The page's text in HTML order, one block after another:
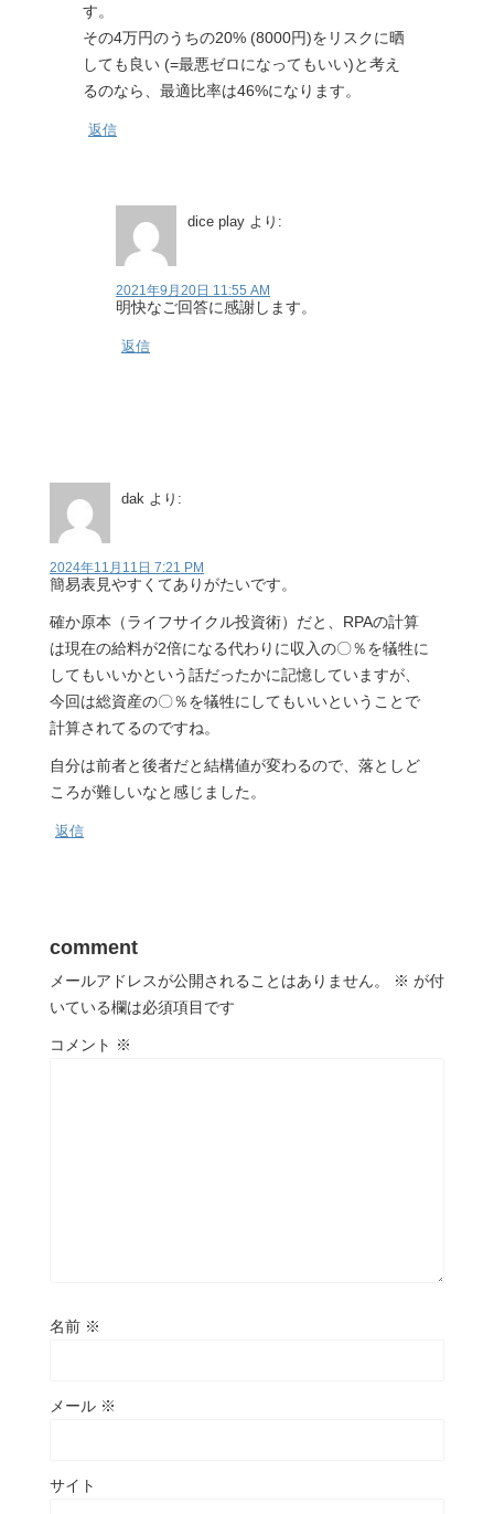
す。
その4万円のうちの20% (8000円)をリスクに晒
しても良い (=最悪ゼロになってもいい)と考え
るのなら、最適比率は46%になります。
返信
dice play より:
2021年9月20日 11:55 AM
明快なご回答に感謝します。
返信
dak より:
2024年11月11日 7:21 PM
簡易表見やすくてありがたいです。
確か原本（ライフサイクル投資術）だと、RPAの計算
は現在の給料が2倍になる代わりに収入の〇％を犠牲に
してもいいかという話だったかに記憶していますが、
今回は総資産の〇％を犠牲にしてもいいということで
計算されてるのですね。
自分は前者と後者だと結構値が変わるので、落としど
ころが難しいなと感じました。
返信
comment
メールアドレスが公開されることはありません。 ※ が付
いている欄は必須項目です
コメント ※
名前 ※
メール ※
サイト